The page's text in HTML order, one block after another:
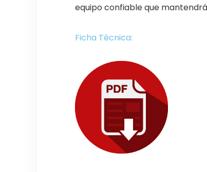
equipo confiable que
Ficha Técnica: